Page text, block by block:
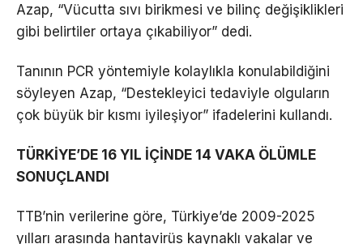
Azap, “Vücutta sıvı birikmesi ve bilinç değişiklikleri
gibi belirtiler ortaya çıkabiliyor” dedi.
Tanının PCR yöntemiyle kolaylıkla konulabildiğini
söyleyen Azap, “Destekleyici tedaviyle olguların
çok büyük bir kısmı iyileşiyor” ifadelerini kullandı.
TÜRKİYE’DE 16 YIL İÇİNDE 14 VAKA ÖLÜMLE
SONUÇLANDI
TTB’nin verilerine göre, Türkiye’de 2009-2025
yılları arasında hantavirüs kaynaklı vakalar ve